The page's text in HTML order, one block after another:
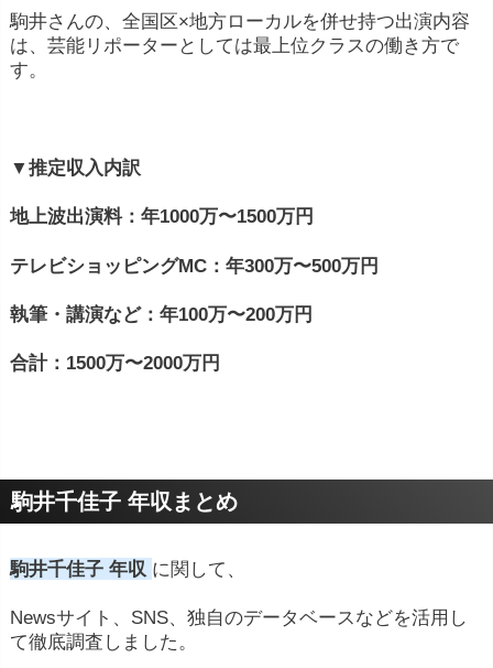
駒井さんの、全国区×地方ローカルを併せ持つ出演内容
は、芸能リポーターとしては最上位クラスの働き方で
す。
▼推定収入内訳
地上波出演料：年1000万〜1500万円
テレビショッピングMC：年300万〜500万円
執筆・講演など：年100万〜200万円
合計：1500万〜2000万円
駒井千佳子 年収まとめ
駒井千佳子 年収 に関して、
Newsサイト、SNS、独自のデータベースなどを活用し
て徹底調査しました。